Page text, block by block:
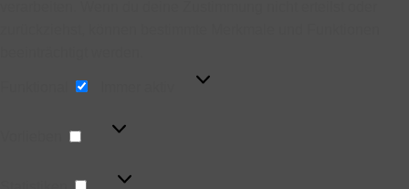
Vorlieben
Statistiken